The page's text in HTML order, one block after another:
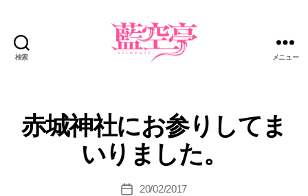
検索 メニュー
赤城神社にお参りしてま
いりました。
投
20/02/2017